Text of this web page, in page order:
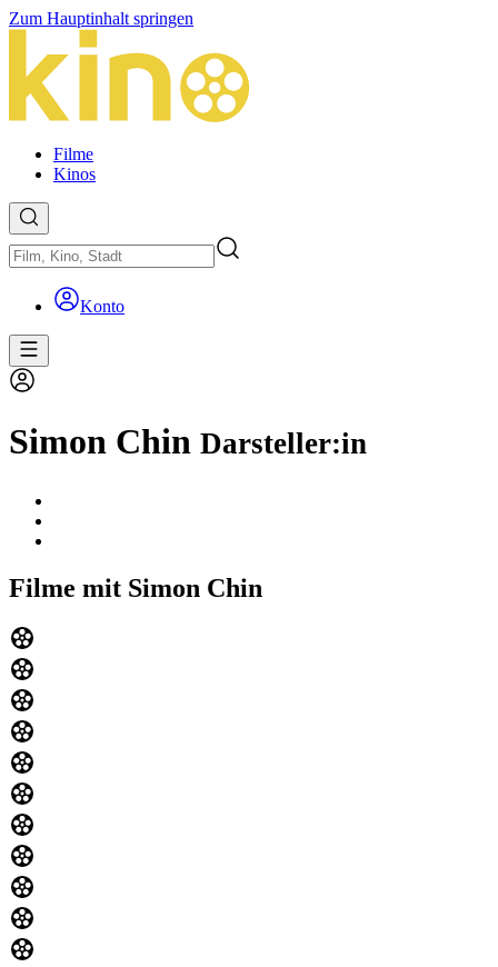
Zum Hauptinhalt springen
Filme
Kinos
Konto
Simon Chin Darsteller:in
Filme mit Simon Chin